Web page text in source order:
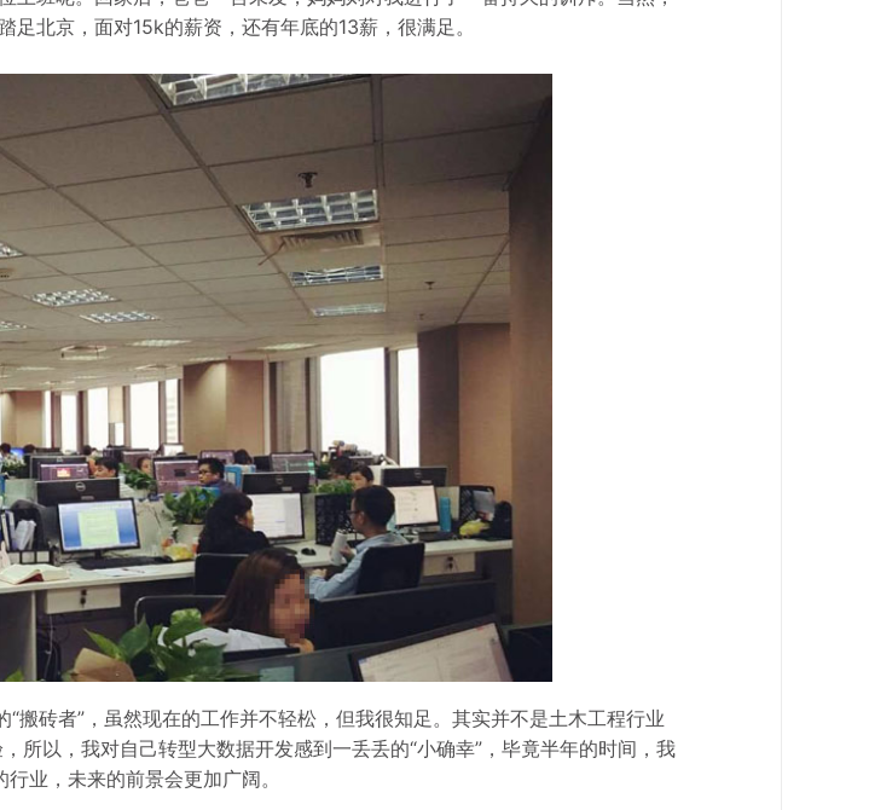
北京，面对15k的薪资，还有年底的13薪，很满足。
搬砖者”，虽然现在的工作并不轻松，但我很知足。其实并不是土木工程行业
以，我对自己转型大数据开发感到一丢丢的“小确幸”，毕竟半年的时间，我
业，未来的前景会更加广阔。